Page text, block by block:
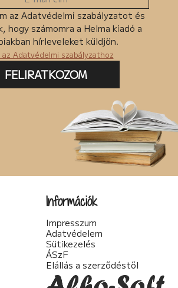
az Adatvédelmi szabályzatot és
hogy számomra a Helma kiadó a
hírleveleket küldjön.
az Adatvédelmi szabályzathoz
FELIRATKOZOM
Információk
Impresszum
Adatvédelem
Sütikezelés
ÁSzF
Elállás a szerződéstől